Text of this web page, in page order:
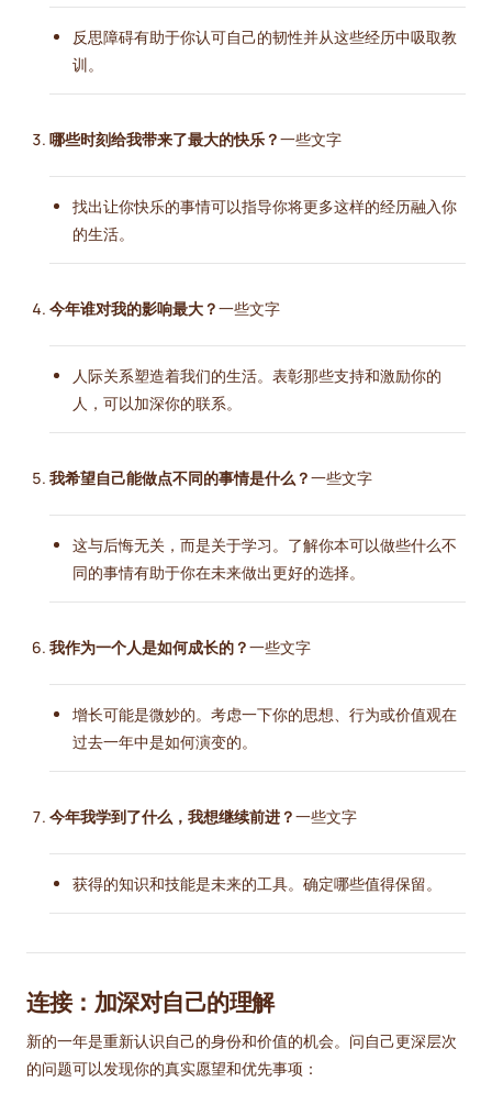
反思障碍有助于你认可自己的韧性并从这些经历中吸取教
训。
哪些时刻给我带来了最大的快乐？一些文字
找出让你快乐的事情可以指导你将更多这样的经历融入你
的生活。
今年谁对我的影响最大？一些文字
人际关系塑造着我们的生活。表彰那些支持和激励你的
人，可以加深你的联系。
我希望自己能做点不同的事情是什么？一些文字
这与后悔无关，而是关于学习。了解你本可以做些什么不
同的事情有助于你在未来做出更好的选择。
我作为一个人是如何成长的？一些文字
增长可能是微妙的。考虑一下你的思想、行为或价值观在
过去一年中是如何演变的。
今年我学到了什么，我想继续前进？一些文字
获得的知识和技能是未来的工具。确定哪些值得保留。
连接：加深对自己的理解
新的一年是重新认识自己的身份和价值的机会。问自己更深层次
的问题可以发现你的真实愿望和优先事项：